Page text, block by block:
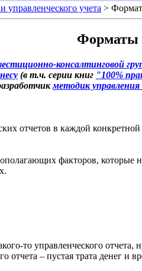
учета >
Форматы
консалтинговой
(в т.ч. серии книг "100%
методик
отчетов в каждой
факторов, которые
то управленческого
отчета – пустая трата денег и